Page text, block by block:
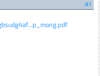
#1